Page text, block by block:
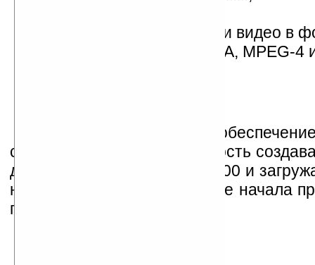
воспроизведение аудио и видео в
AAC, AAC+, e-AAC+, WMA, MPEG-4
Через программное
существует также возможность
для Samsung Ultra Music F300 и
новую музыку. О цене и дате начала
пока ничего не известно.